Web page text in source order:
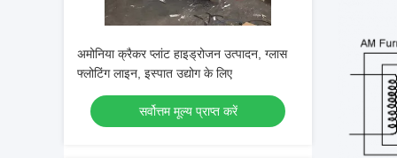
अमोनिया क्रैकर प्लांट हाइड्रोजन उत्पादन, ग्लास
फ्लोटिंग लाइन, इस्पात उद्योग के लिए
सर्वोत्तम मूल्य प्राप्त करें